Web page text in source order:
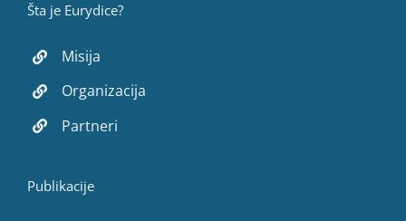
Šta je Eurydice?
Misija
Organizacija
Partneri
Publikacije